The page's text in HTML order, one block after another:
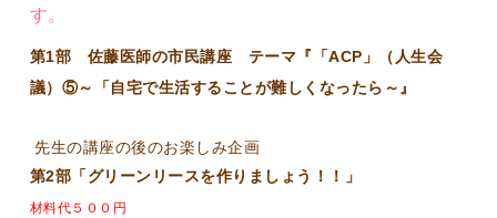
す。
第1部 佐藤医師の市民講座 テーマ『「ACP」（人生会
議）⑤～「自宅で生活することが難しくなったら～ 』
先生の講座の後のお楽しみ企画
第2部「グリーンリースを作りましょう！！」
材料代５００円